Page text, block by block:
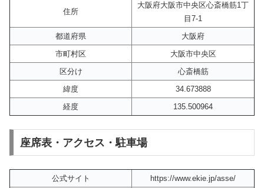
住所
大阪府大阪市中央区心斎橋筋1丁
目7-1
都道府県
大阪府
市町村区
大阪市中央区
区分け
心斎橋筋
緯度
34.673888
経度
135.500964
座席表・アクセス・駐車場
公式サイト https://www.ekie.jp/asse/